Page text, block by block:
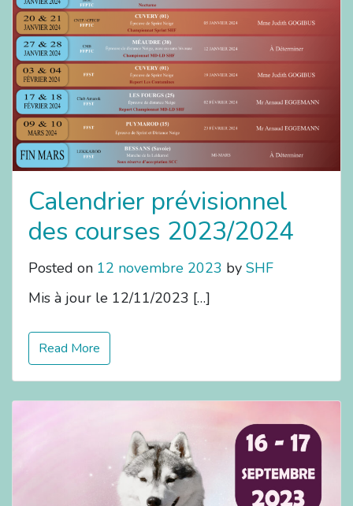
Calendrier prévisionnel
des courses 2023/2024
Posted on 12 novembre 2023 by SHF
Mis à jour le 12/11/2023 […]
Read More